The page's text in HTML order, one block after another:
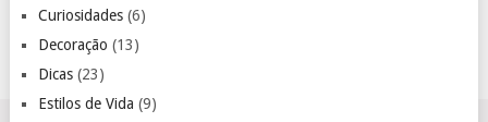
Curiosidades(6)
Decoração (13)
Dicas(23)
Estilos de Vida (9)